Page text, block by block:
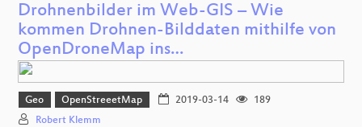
Drohnenbilder im Web-GIS – Wie
kommen Drohnen-Bilddaten mithilfe von
OpenDroneMap ins…
Geo OpenStreeetMap 2019-03-14
189
Robert Klemm